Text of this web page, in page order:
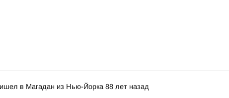
в Магадан из Нью-Йорка 88 лет назад